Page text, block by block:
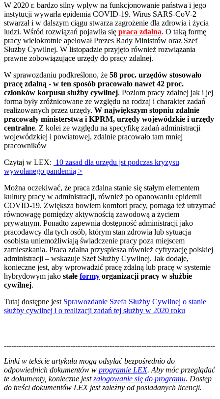
W 2020 r. bardzo silny wpływ na funkcjonowanie państwa i jego
instytucji wywarła epidemia COVID-19. Wirus SARS-CoV-2
stwarzał i w dalszym ciągu stwarza zagrożenie dla zdrowia i życia
ludzi. Wśród rozwiązań pojawiła się praca zdalna. O taką formę
pracy wielokrotnie apelował Prezes Rady Ministrów oraz Szef
Służby Cywilnej. W listopadzie przyjęto również rozwiązania
prawne zobowiązujące urzędy do pracy zdalnej.
W sprawozdaniu podkreślono, że 58 proc. urzędów stosowało
pracę zdalną - w ten sposób pracowało nawet 42 proc.
członków korpusu służby cywilnej. Poziom pracy zdalnej jak i jej
forma były zróżnicowane ze względu na rodzaj i charakter zadań
realizowanych przez urzędy. W największym stopniu zdalnie
pracowały ministerstwa i KPRM, urzędy wojewódzkie i urzędy
centralne. Z kolei ze względu na specyfikę zadań administracji
wojewódzkiej i powiatowej, zdalnie pracowało tam mniej
pracowników
Czytaj w LEX: 10 zasad dla urzędu jst podczas kryzysu
wywołanego pandemią >
Można oczekiwać, że praca zdalna stanie się stałym elementem
kultury pracy w administracji, również po opanowaniu epidemii
COVID-19. Zwiększa bowiem komfort pracy, pomaga też utrzymać
równowagę pomiędzy aktywnością zawodową a życiem
prywatnym. Ponadto zapewnia dostępność administracji jako
pracodawcy dla tych osób, którym stan zdrowia lub sytuacja
osobista uniemożliwiają świadczenie pracy poza miejscem
zamieszkania. Praca zdalna przyspiesza również cyfryzację polskiej
administracji – wskazuje Szef Służby Cywilnej. Jak dodaje,
konieczne jest, aby wprowadzić pracę zdalną lub pracę w systemie
hybrydowym jako stałe formy organizacji pracy w służbie
cywilnej.
Tutaj dostępne jest Sprawozdanie Szefa Służby Cywilnej o stanie
służby cywilnej i o realizacji zadań tej służby w 2020 roku
--------------------------------------------------------------------------------------
Linki w tekście artykułu mogą odsyłać bezpośrednio do
odpowiednich dokumentów w programie LEX. Aby móc przeglądać
te dokumenty, konieczne jestzalogowanie się do programu. Dostęp
do treści dokumentów LEX jest zależny od posiadanych licencji.